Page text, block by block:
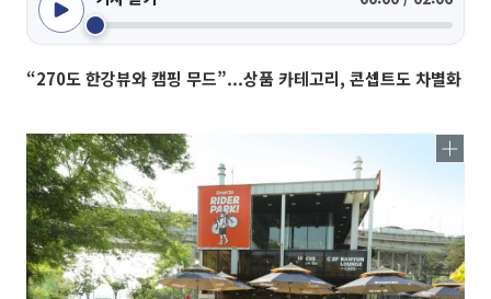
“270도 한강뷰와 캠핑 무드”...상품 카테고리, 콘셉트도 차별화